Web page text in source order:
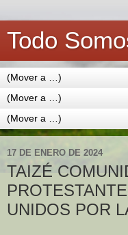
Todo
17 DE ENERO DE 2024
TAIZÉ
UNIDOS POR